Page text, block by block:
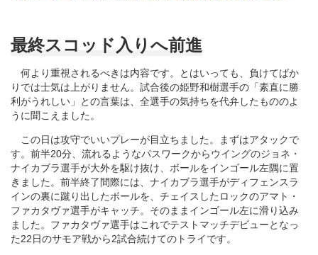
最終スコッド入りへ前進
何より重視されるべきは内容です。とはいっても、負けてばか
りでは士気は上がりません。試合後の姫野和樹選手の「素直に勝
利がうれしい」との言葉は、全選手の気持ちを代弁したもののよ
うに聞こえました。
この日は攻守でいいプレーが目立ちました。まずはアタックで
す。前半20分、流れるようなパスワークからウイングのジョネ・
ナイカブラ選手が大外を駆け抜け、ボールをインゴール左隅に置
きました。前半終了間際には、ナイカブラ選手がディフェンスラ
インの裏に蹴り出したボールを、チェイスしたロックのアマト・
ファカタヴァ選手がキャッチ。そのままインゴール左に滑り込み
ました。ファカタヴァ選手はこれでテストマッチデビューとなっ
た22日のサモア戦から2試合続けてのトライです。